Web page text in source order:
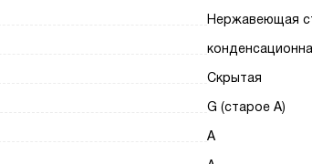
Нержавеющая
Скрытая
G (старое A)
A